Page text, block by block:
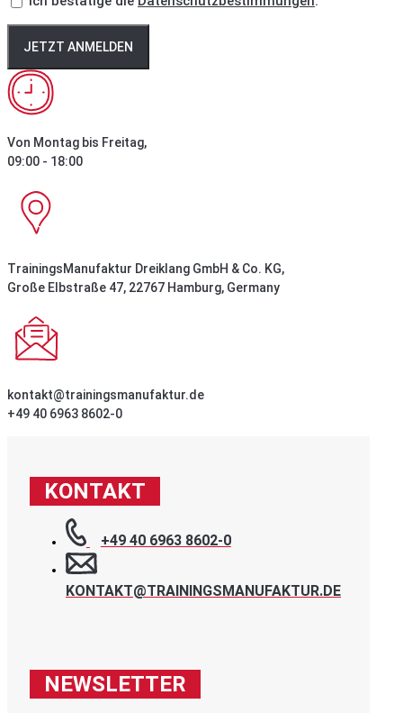
JETZT ANMELDEN
Von Montag bis Freitag,
09:00 - 18:00
TrainingsManufaktur Dreiklang GmbH & Co. KG,
Große Elbstraße 47, 22767 Hamburg, Germany
kontakt@trainingsmanufaktur.de
+49 40 6963 8602-0
KONTAKT
+49 40 6963 8602-0
KONTAKT@TRAININGSMANUFAKTUR.DE
NEWSLETTER